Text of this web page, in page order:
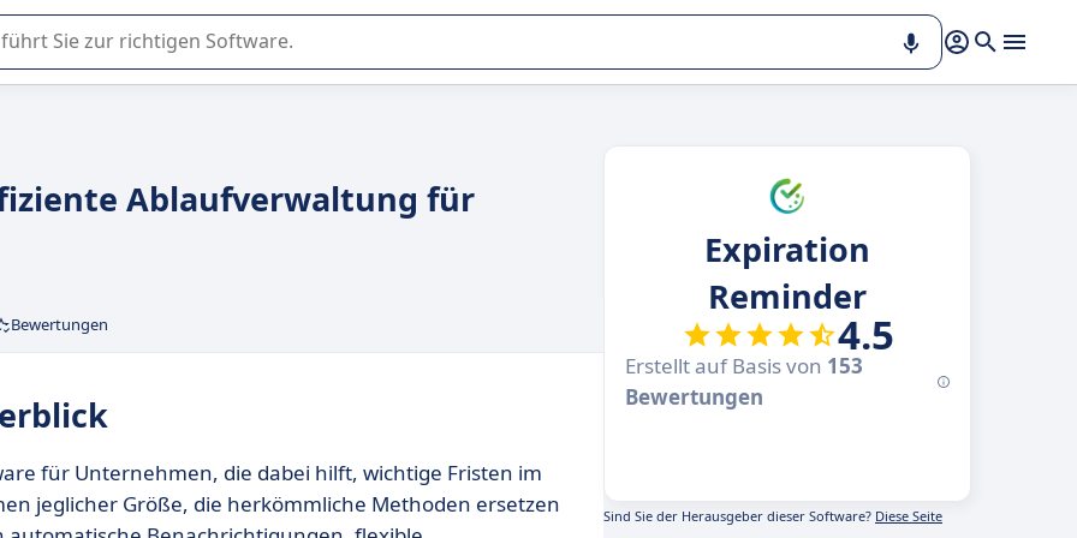
Ablaufverwaltung für
Bewertungen
für Unternehmen, die dabei hilft, wichtige Fristen im
jeglicher Größe, die herkömmliche Methoden ersetzen
Expiration
Reminder
4.5
Erstellt auf Basis von 153
Bewertungen
Sind Sie der Herausgeber dieser Software? Diese Seite